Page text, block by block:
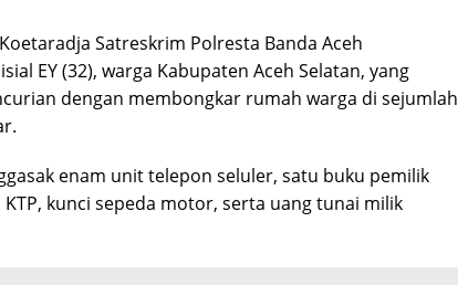
Satreskrim Polresta Banda Aceh
EY (32), warga Kabupaten Aceh Selatan, yang
dengan membongkar rumah warga di sejumlah
enam unit telepon seluler, satu buku pemilik
kunci sepeda motor, serta uang tunai milik